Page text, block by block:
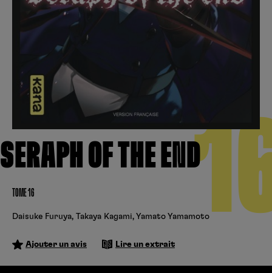
SERAPH OF THE END
TOME 16
Daisuke Furuya, Takaya Kagami, Yamato Yamamoto
Ajouter un avis Lire un extrait
Cultura Fnac
Kobo
Se connecter S’inscrire
Hunter x Hunter
Fire Force
Black Butler